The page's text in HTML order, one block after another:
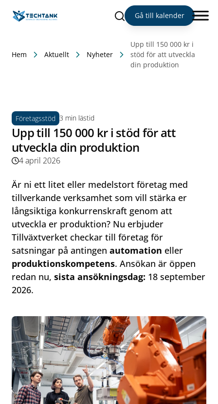
Sök Gå till kalender
Hem Aktuellt Nyheter
Upp till 150 000 kr i
stöd för att utveckla
din produktion
Företagsstöd 3 min lästid
Upp till 150 000 kr i stöd för att
utveckla din produktion
4 april 2026
Är ni ett litet eller medelstort företag med
tillverkande verksamhet som vill stärka er
långsiktiga konkurrenskraft genom att
utveckla er produktion? Nu erbjuder
Tillväxtverket checkar till företag för
satsningar på antingen automation eller
produktionskompetens. Ansökan är öppen
redan nu, sista ansökningsdag: 18 september
2026.